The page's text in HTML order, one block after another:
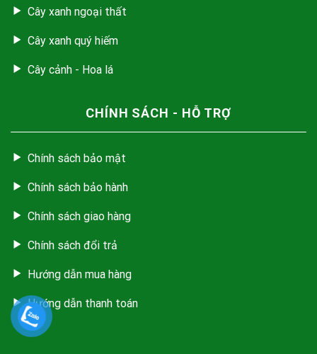
Cây xanh ngoại thất
Cây xanh quý hiếm
Cây cảnh - Hoa lá
CHÍNH SÁCH - HỖ TRỢ
Chính sách bảo mật
Chính sách bảo hành
Chính sách giao hàng
Chính sách đổi trả
Hướng dẫn mua hàng
Hướng dẫn thanh toán